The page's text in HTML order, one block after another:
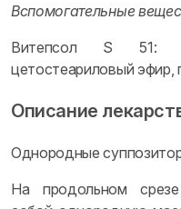
Вспомогательные
Витепсол S 51:
цетостеариловый эфир,
Описание
Однородные
На продольном срезе